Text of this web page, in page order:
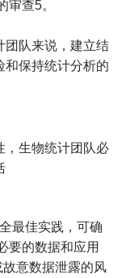
审查5。
团队来说，建立结
和保持统计分析的
，生物统计团队必
最佳实践，可确
要的数据和应用
意数据泄露的风